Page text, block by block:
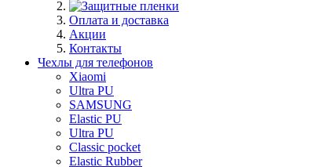
Оплата и доставка
Акции
Контакты
Чехлы для телефонов
Xiaomi
Ultra PU
SAMSUNG
Elastic PU
Ultra PU
Classic pocket
Elastic Rubber